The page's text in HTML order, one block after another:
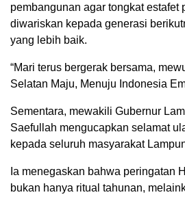
pembangunan agar tongkat estafet
diwariskan kepada generasi
yang lebih baik.
“Mari terus bergerak bersama,
Selatan Maju, Menuju Indonesia
Sementara, mewakili Gubernur
Saefullah mengucapkan selamat
kepada seluruh masyarakat
Ia menegaskan bahwa peringatan
bukan hanya ritual tahunan,